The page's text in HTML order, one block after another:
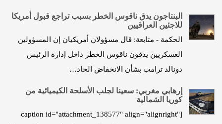
البنتاجون يدق ناقوس الخطر بسبب تراجع قبول أمريكا
للاجئين العراقيين
الحكمة - متابعة: قال مسؤولان أمريكيان إن المسؤولين
العسكريين يدقون ناقوس الخطر داخل إدارة الرئيس
دونالد ترامب بشأن الانخفاض الحاد…
إرهابي مغربي: سعينا لجلب الأسلحة الكيميائية من
كوريا الشمالية
[caption id="attachment_138577" align="alignright"